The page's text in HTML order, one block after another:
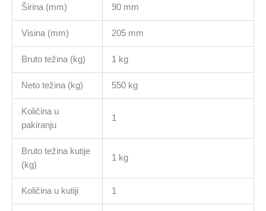
Širina (mm) 90 mm
Visina (mm) 205 mm
Bruto težina (kg) 1 kg
Neto težina (kg) 550 kg
Količina u
pakiranju
1
Bruto težina kutije
(kg)
1 kg
Količina u kutiji 1